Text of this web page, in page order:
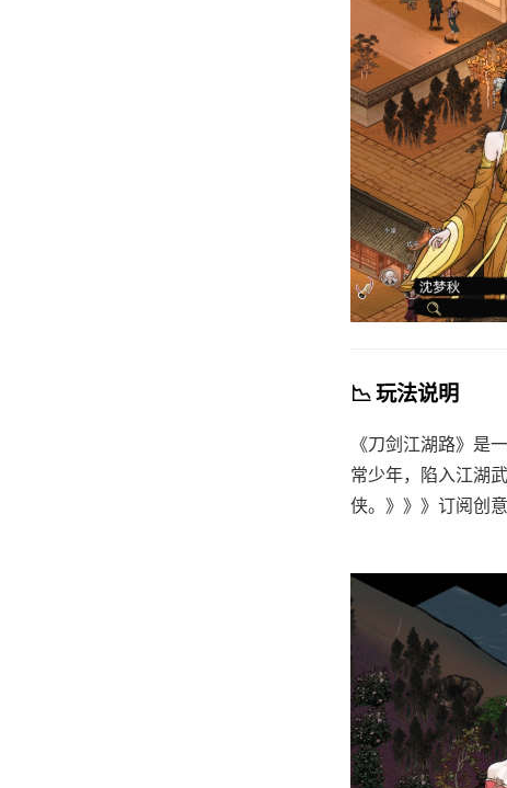
📉 玩法说明
《刀剑江湖路》是
常少年，陷入江湖
侠。》》》订阅创